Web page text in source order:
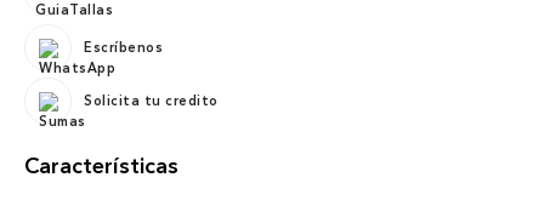
Escríbenos
Solicita tu credito
Características